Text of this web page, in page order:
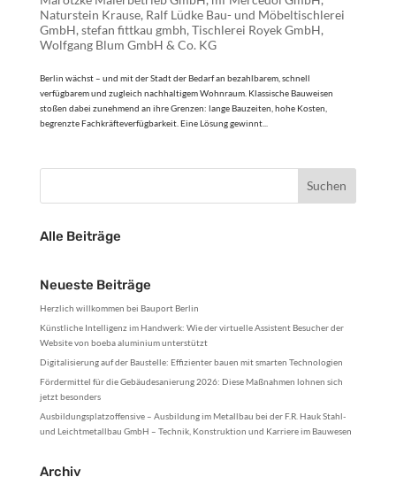
Naturstein Krause, Ralf Lüdke Bau- und Möbeltischlerei
GmbH, stefan fittkau gmbh, Tischlerei Royek GmbH,
Wolfgang Blum GmbH & Co. KG
Berlin wächst – und mit der Stadt der Bedarf an bezahlbarem, schnell
verfügbarem und zugleich nachhaltigem Wohnraum. Klassische Bauweisen
stoßen dabei zunehmend an ihre Grenzen: lange Bauzeiten, hohe Kosten,
begrenzte Fachkräfteverfügbarkeit. Eine Lösung gewinnt...
Alle Beiträge
Neueste Beiträge
Herzlich willkommen bei Bauport Berlin
Künstliche Intelligenz im Handwerk: Wie der virtuelle Assistent Besucher der
Website von boeba aluminium unterstützt
Digitalisierung auf der Baustelle: Effizienter bauen mit smarten Technologien
Fördermittel für die Gebäudesanierung 2026: Diese Maßnahmen lohnen sich
jetzt besonders
Ausbildungsplatzoffensive – Ausbildung im Metallbau bei der F.R. Hauk Stahl-
und Leichtmetallbau GmbH – Technik, Konstruktion und Karriere im Bauwesen
Archiv